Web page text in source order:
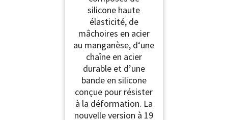
silicone haute
élasticité, de
mâchoires en acier
au manganèse, d‘une
chaîne en acier
durable et d’une
bande en silicone
conçue pour résister
à la déformation. La
nouvelle version à 19